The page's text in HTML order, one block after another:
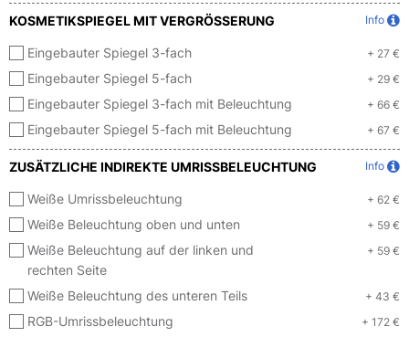
KOSMETIKSPIEGEL MIT VERGRÖSSERUNG Info
Eingebauter Spiegel 3-fach + 27 €
Eingebauter Spiegel 5-fach + 29 €
Eingebauter Spiegel 3-fach mit Beleuchtung + 66 €
Eingebauter Spiegel 5-fach mit Beleuchtung + 67 €
ZUSÄTZLICHE INDIREKTE UMRISSBELEUCHTUNG Info
Weiße Umrissbeleuchtung + 62 €
Weiße Beleuchtung oben und unten + 59 €
Weiße Beleuchtung auf der linken und
rechten Seite
+ 59 €
Weiße Beleuchtung des unteren Teils + 43 €
RGB-Umrissbeleuchtung + 172 €